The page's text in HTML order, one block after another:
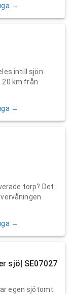
→
intill sjön
20 km från
→
torp? Det
→
sjö| SE07027
egen sjötomt.